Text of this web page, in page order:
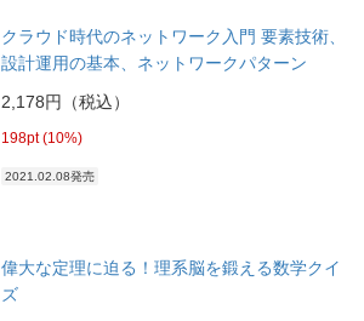
クラウド時代のネットワーク入門 要素技術、
設計運用の基本、ネットワークパターン
2,178円（税込）
198pt (10%)
2021.02.08発売
偉大な定理に迫る！理系脳を鍛える数学クイ
ズ